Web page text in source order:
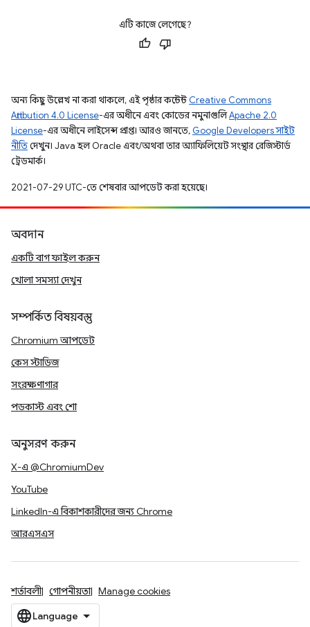
এটি কাজে লেগেছে?
অন্য কিছু উল্লেখ না করা থাকলে, এই পৃষ্ঠার কন্টেন্ট Creative Commons
Attribution 4.0 License-এর অধীনে এবং কোডের নমুনাগুলিApache 2.0
License-এর অধীনে লাইসেন্স প্রাপ্ত। আরও জানতে, Google Developers সাইট
নীতিদেখুন। Java হল Oracle এবং/অথবা তার অ্যাফিলিয়েট সংস্থার রেজিস্টার্ড
ট্রেডমার্ক।
2021-07-29 UTC-তে শেষবার আপডেট করা হয়েছে।
অবদান
একটি বাগ ফাইল করুন
খোলা সমস্যা দেখুন
সম্পর্কিত বিষয়বস্তু
Chromium আপডেট
কেস স্টাডিজ
সংরক্ষণাগার
পডকাস্ট এবং শো
অনুসরণ করুন
X-এ @ChromiumDev
YouTube
LinkedIn-এ বিকাশকারীদের জন্য Chrome
আরএসএস
শর্তাবলী গোপনীয়তা Manage cookies